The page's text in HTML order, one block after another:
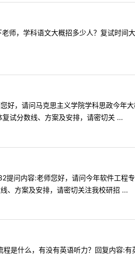
，学科语文大概招多少人？复试时间
，请问马克思主义学院学科思政今年
试分数线、方案及安排，请密切关 ...
问内容:老师您好，请问今年软件工程
、方案及安排，请密切关注我校研招 ...
是什么，有没有英语听力？回复内容:有